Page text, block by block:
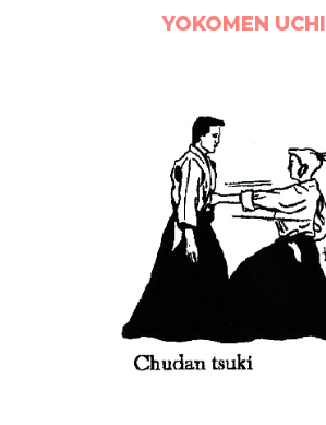
YOKOMEN UCHI